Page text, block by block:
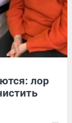
лор